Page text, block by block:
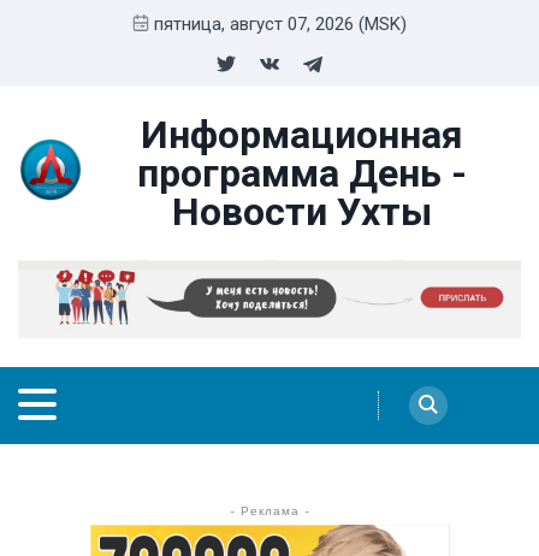
пятница, август 07, 2026 (MSK)
Информационная
программа День -
Новости Ухты
- Реклама -